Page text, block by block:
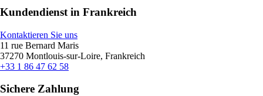
Kundendienst in Frankreich
Kontaktieren Sie uns
11 rue Bernard Maris
37270 Montlouis-sur-Loire, Frankreich
+33 1 86 47 62 58
Sichere Zahlung